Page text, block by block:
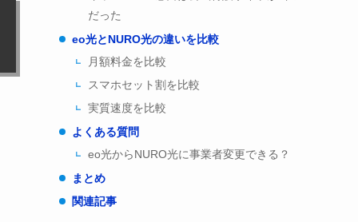
だった
eo光とNURO光の違いを比較
月額料金を比較
スマホセット割を比較
実質速度を比較
よくある質問
eo光からNURO光に事業者変更できる？
まとめ
関連記事